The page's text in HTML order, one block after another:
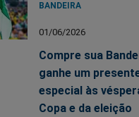
BANDEIRA
01/06/2026
Compre sua
ganhe um
especial às
Copa e da eleição